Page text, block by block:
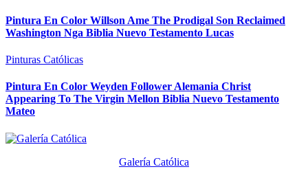
Pintura En Color Willson Ame The Prodigal Son Reclaimed
Washington Nga Biblia Nuevo Testamento Lucas
Pinturas Católicas
Pintura En Color Weyden Follower Alemania Christ
Appearing To The Virgin Mellon Biblia Nuevo Testamento
Mateo
Galería Católica